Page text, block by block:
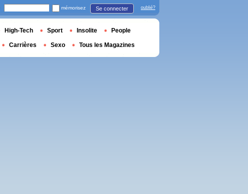
mémorisez Se connecter oublié?
High-Tech Sport Insolite People
Carrières Sexo Tous les Magazines